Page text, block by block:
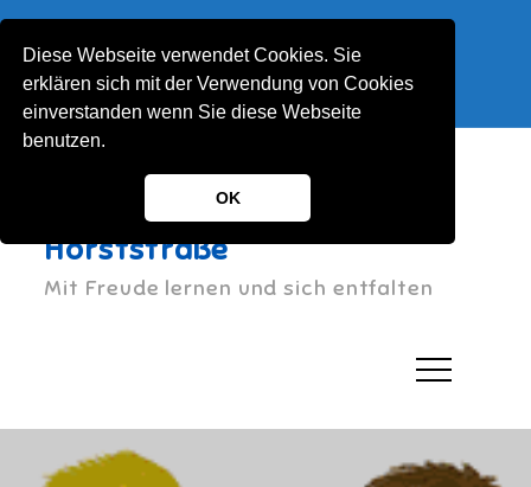
Diese Webseite verwendet Cookies. Sie
erklären sich mit der Verwendung von Cookies
einverstanden wenn Sie diese Webseite
benutzen.
OK
Skip
content
022122130030
KGS-Horststrasse@stadt-koeln.de
Katholische Grundschule
Horststraße
Mit Freude lernen und sich entfalten